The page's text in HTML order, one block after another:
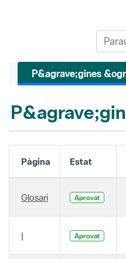
P&agrave;gines
Pàgina Estat
Glosari Aprovat
I Aprovat